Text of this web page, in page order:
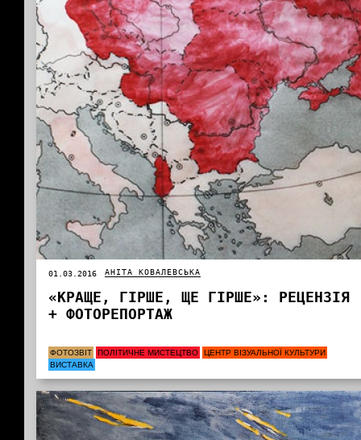
01.03.2016 АНІТА КОВАЛЕВСЬКА
«КРАЩЕ, ГІРШЕ, ЩЕ ГІРШЕ»: РЕЦЕНЗІЯ
+ ФОТОРЕПОРТАЖ
ФОТОЗВІТ ПОЛІТИЧНЕ МИСТЕЦТВО
ЦЕНТР ВІЗУАЛЬНОЇ КУЛЬТУРИ
ВИСТАВКА